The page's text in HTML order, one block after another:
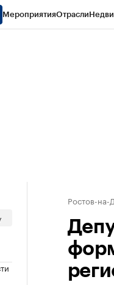
МероприятияОтрасли
Ростов-на-